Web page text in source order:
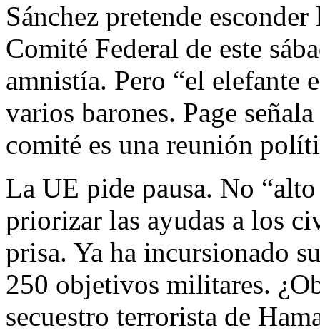
Sánchez pretende
Comité Federal de este
amnistía. Pero “el elefante
varios barones. Page
comité es una reunión
La UE pide pausa. No
priorizar las ayudas a los
prisa. Ya ha incursionado
250 objetivos militares.
secuestro terrorista de